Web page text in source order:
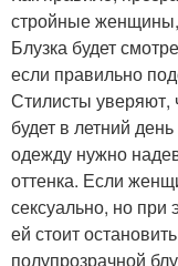
стройные
Блузка будет
если правильно
Стилисты уверяют,
будет в летний
одежду нужно
оттенка. Если
сексуально, но при
ей стоит
полупрозрачной